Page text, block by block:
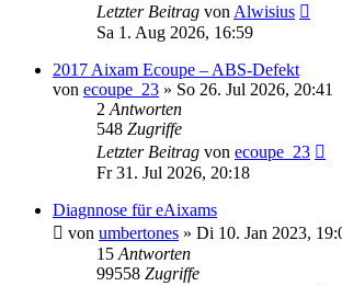
Letzter Beitrag vonAlwisius
Sa 1. Aug 2026, 16:59
2017 Aixam Ecoupe – ABS-Defekt
von ecoupe_23 » So 26. Jul 2026, 20:41
2Antworten
548 Zugriffe
Letzter Beitrag von ecoupe_23
Fr 31. Jul 2026, 20:18
Diagnnose für eAixams
von umbertones » Di 10. Jan 2023,
15Antworten
99558 Zugriffe